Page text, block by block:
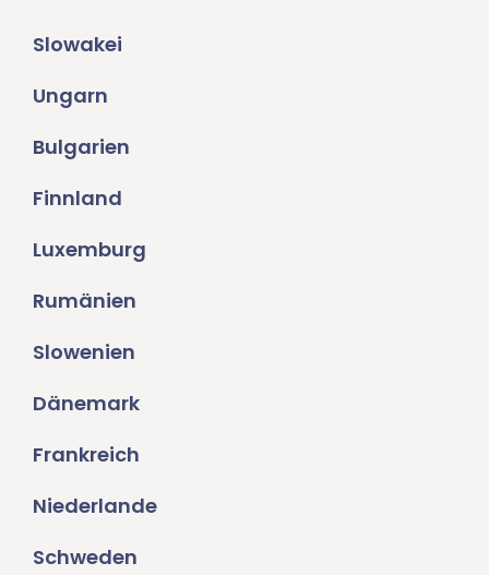
Slowakei
Ungarn
Bulgarien
Finnland
Luxemburg
Rumänien
Slowenien
Dänemark
Frankreich
Niederlande
Schweden